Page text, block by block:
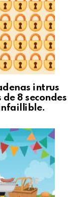
intrus
8 secondes